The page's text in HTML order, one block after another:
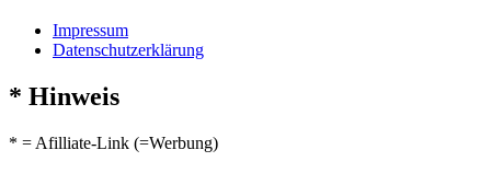
Impressum
Datenschutzerklärung
* Hinweis
* = Afilliate-Link (=Werbung)